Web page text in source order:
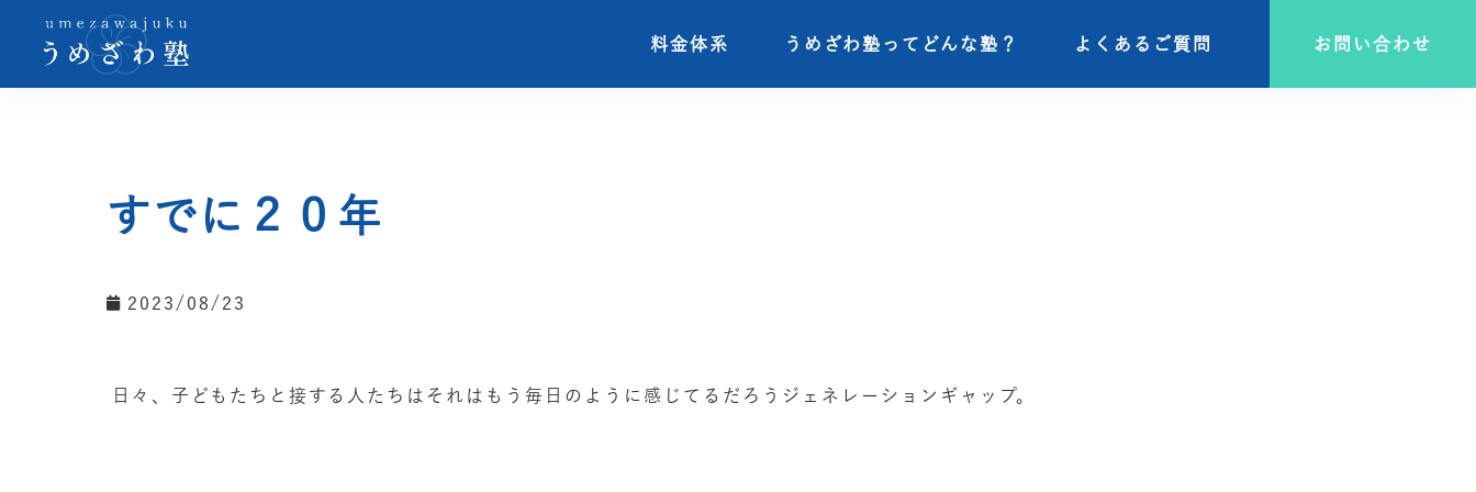
料金体系 うめざわ塾ってどんな塾？ よくあるご質問 お問い合わせ
料金体系 うめざわ塾ってどんな塾？ よくあるご質問 お問い合わせ
すでに２０年
2023/08/23
日々、子どもたちと接する人たちはそれはもう毎日のように感じてるだろうジェネレーションギャップ。